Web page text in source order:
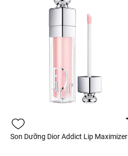
Son Dưỡng Dior Addict Lip Maximizer